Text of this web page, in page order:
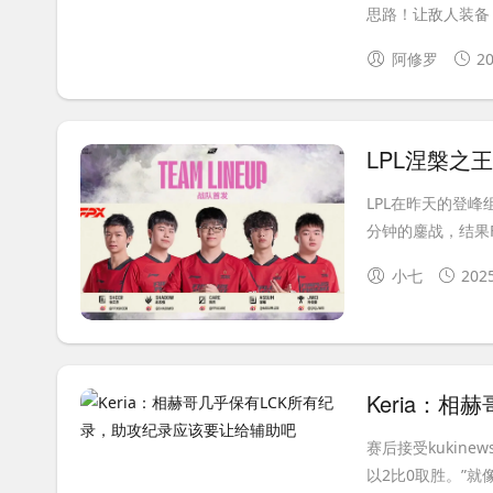
思路！让敌人装
阿修罗
LPL在昨天的登峰
分钟的鏖战，结
小七
赛后接受
以2比0取胜。”就